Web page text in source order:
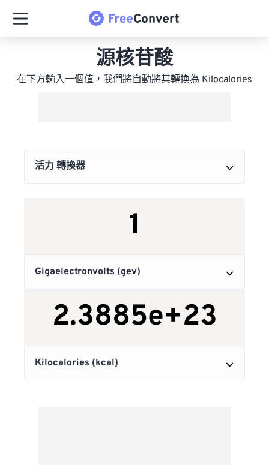
源核苷酸
在下方輸入一個值，我們將自動將其轉換為 Kilocalories